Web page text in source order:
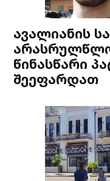
ავალიანის
წინასწარი
შეეფარდათ